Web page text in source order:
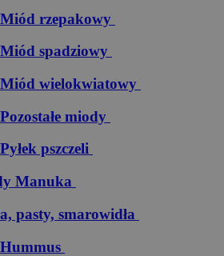
Miód rzepakowy
Miód spadziowy
Miód wielokwiatowy
Pozostałe miody
Pyłek pszczeli
Manuka
pasty, smarowidła
Hummus